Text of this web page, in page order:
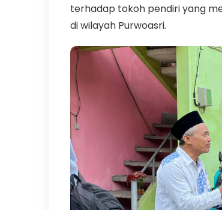
terhadap tokoh pendiri yang
di wilayah Purwoasri.